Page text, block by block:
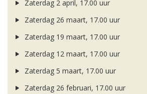
Zaterdag 2 april, 17.00 uur
Zaterdag 26 maart, 17.00 uur
Zaterdag 19 maart, 17.00 uur
Zaterdag 12 maart, 17.00 uur
Zaterdag 5 maart, 17.00 uur
Zaterdag 26 februari, 17.00 uur